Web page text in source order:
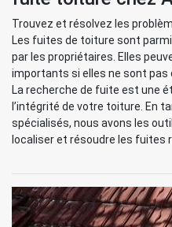
Trouvez et résolvez les
Les fuites de toiture sont
par les propriétaires. Elles
importants si elles ne sont
La recherche de fuite est une
l’intégrité de votre toiture. En
spécialisés, nous avons les
localiser et résoudre les fuites